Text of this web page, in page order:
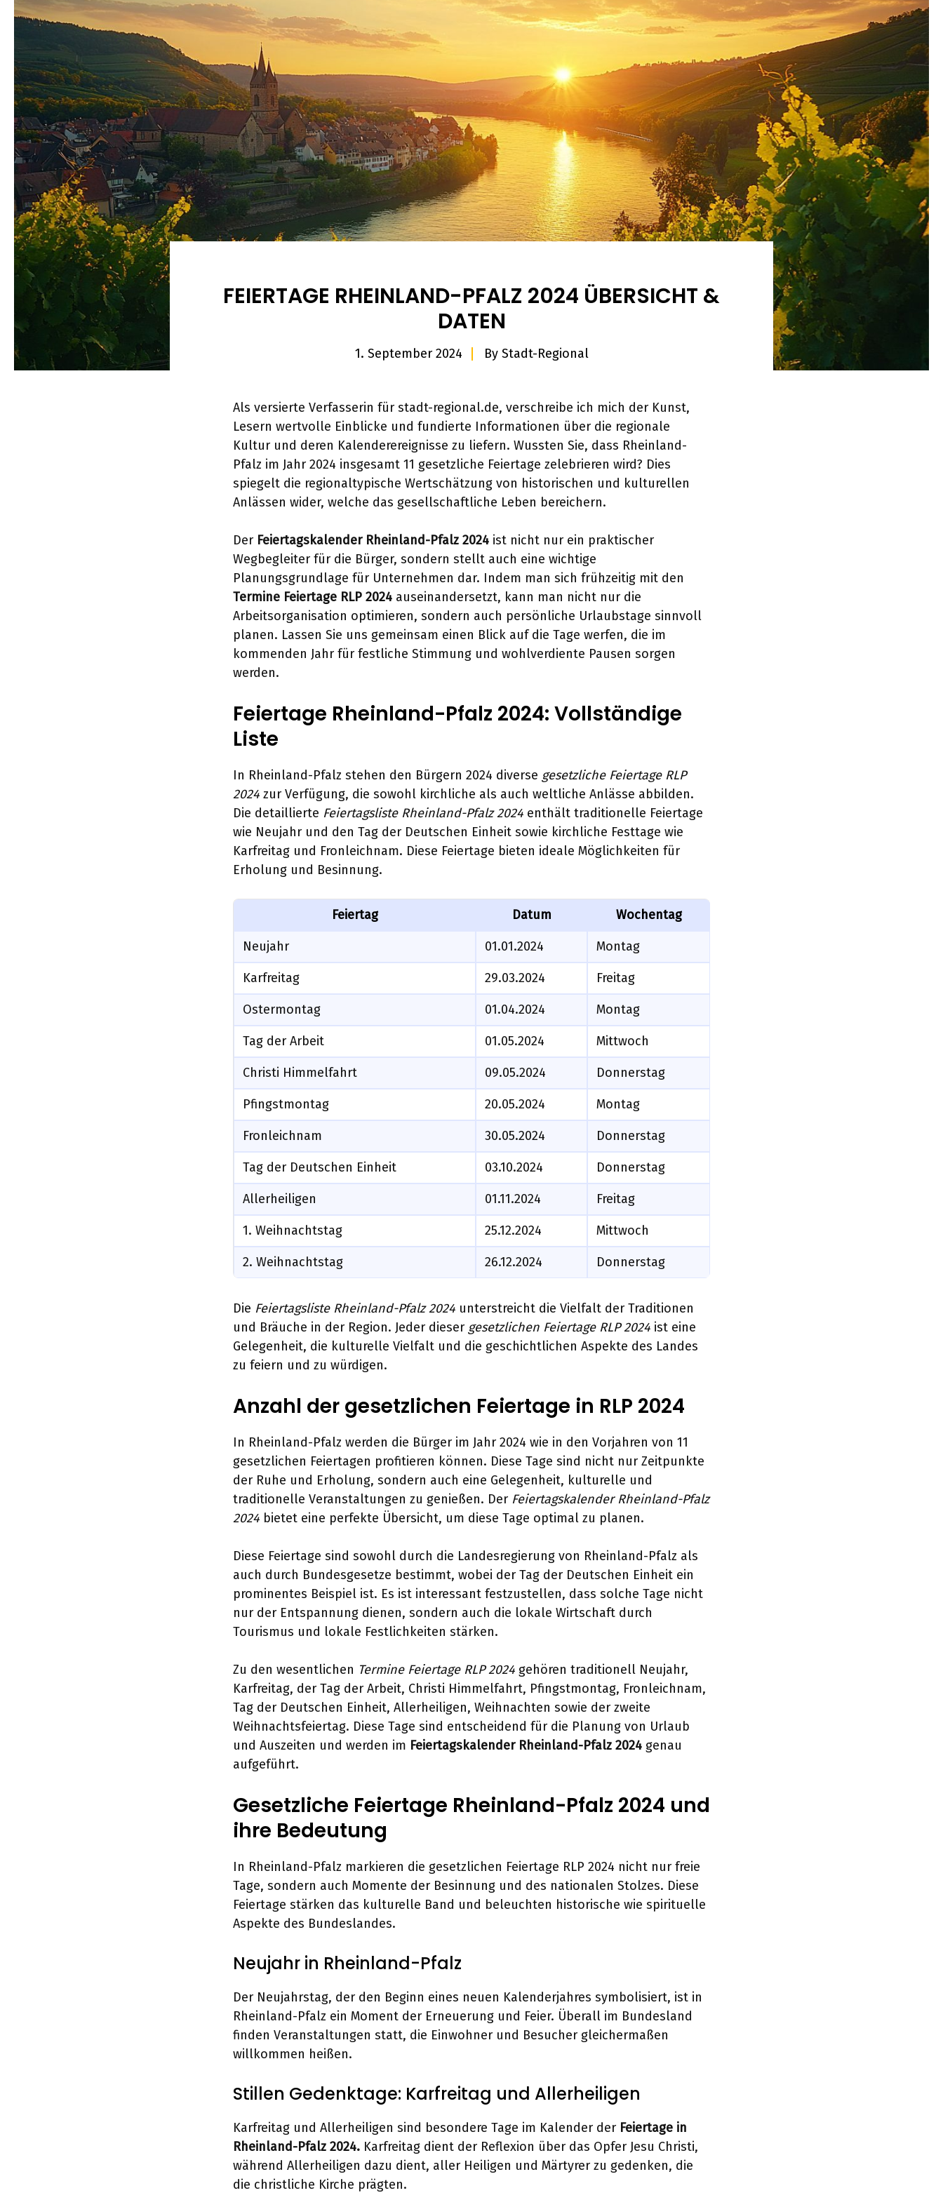
FEIERTAGE RHEINLAND-PFALZ 2024 ÜBERSICHT &
DATEN
1. September 2024 By Stadt-Regional
Als versierte Verfasserin für stadt-regional.de, verschreibe ich mich der Kunst,
Lesern wertvolle Einblicke und fundierte Informationen über die regionale
Kultur und deren Kalenderereignisse zu liefern. Wussten Sie, dass Rheinland-
Pfalz im Jahr 2024 insgesamt 11 gesetzliche Feiertage zelebrieren wird? Dies
spiegelt die regionaltypische Wertschätzung von historischen und kulturellen
Anlässen wider, welche das gesellschaftliche Leben bereichern.
Der Feiertagskalender Rheinland-Pfalz 2024 ist nicht nur ein praktischer
Wegbegleiter für die Bürger, sondern stellt auch eine wichtige
Planungsgrundlage für Unternehmen dar. Indem man sich frühzeitig mit den
Termine Feiertage RLP 2024 auseinandersetzt, kann man nicht nur die
Arbeitsorganisation optimieren, sondern auch persönliche Urlaubstage sinnvoll
planen. Lassen Sie uns gemeinsam einen Blick auf die Tage werfen, die im
kommenden Jahr für festliche Stimmung und wohlverdiente Pausen sorgen
werden.
Feiertage Rheinland-Pfalz 2024: Vollständige
Liste
In Rheinland-Pfalz stehen den Bürgern 2024 diverse gesetzliche Feiertage RLP
2024 zur Verfügung, die sowohl kirchliche als auch weltliche Anlässe abbilden.
Die detaillierte Feiertagsliste Rheinland-Pfalz 2024 enthält traditionelle Feiertage
wie Neujahr und den Tag der Deutschen Einheit sowie kirchliche Festtage wie
Karfreitag und Fronleichnam. Diese Feiertage bieten ideale Möglichkeiten für
Erholung und Besinnung.
Feiertag Datum Wochentag
Neujahr 01.01.2024 Montag
Karfreitag 29.03.2024 Freitag
Ostermontag 01.04.2024 Montag
Tag der Arbeit 01.05.2024 Mittwoch
Christi Himmelfahrt 09.05.2024 Donnerstag
Pfingstmontag 20.05.2024 Montag
Fronleichnam 30.05.2024 Donnerstag
Tag der Deutschen Einheit 03.10.2024 Donnerstag
Allerheiligen 01.11.2024 Freitag
1. Weihnachtstag 25.12.2024 Mittwoch
2. Weihnachtstag 26.12.2024 Donnerstag
Die Feiertagsliste Rheinland-Pfalz 2024 unterstreicht die Vielfalt der Traditionen
und Bräuche in der Region. Jeder dieser gesetzlichen Feiertage RLP 2024 ist eine
Gelegenheit, die kulturelle Vielfalt und die geschichtlichen Aspekte des Landes
zu feiern und zu würdigen.
Anzahl der gesetzlichen Feiertage in RLP 2024
In Rheinland-Pfalz werden die Bürger im Jahr 2024 wie in den Vorjahren von 11
gesetzlichen Feiertagen profitieren können. Diese Tage sind nicht nur Zeitpunkte
der Ruhe und Erholung, sondern auch eine Gelegenheit, kulturelle und
traditionelle Veranstaltungen zu genießen. Der Feiertagskalender Rheinland-Pfalz
2024 bietet eine perfekte Übersicht, um diese Tage optimal zu planen.
Diese Feiertage sind sowohl durch die Landesregierung von Rheinland-Pfalz als
auch durch Bundesgesetze bestimmt, wobei der Tag der Deutschen Einheit ein
prominentes Beispiel ist. Es ist interessant festzustellen, dass solche Tage nicht
nur der Entspannung dienen, sondern auch die lokale Wirtschaft durch
Tourismus und lokale Festlichkeiten stärken.
Zu den wesentlichen Termine Feiertage RLP 2024 gehören traditionell Neujahr,
Karfreitag, der Tag der Arbeit, Christi Himmelfahrt, Pfingstmontag, Fronleichnam,
Tag der Deutschen Einheit, Allerheiligen, Weihnachten sowie der zweite
Weihnachtsfeiertag. Diese Tage sind entscheidend für die Planung von Urlaub
und Auszeiten und werden im Feiertagskalender Rheinland-Pfalz 2024 genau
aufgeführt.
Gesetzliche Feiertage Rheinland-Pfalz 2024 und
ihre Bedeutung
In Rheinland-Pfalz markieren die gesetzlichen Feiertage RLP 2024 nicht nur freie
Tage, sondern auch Momente der Besinnung und des nationalen Stolzes. Diese
Feiertage stärken das kulturelle Band und beleuchten historische wie spirituelle
Aspekte des Bundeslandes.
Neujahr in Rheinland-Pfalz
Der Neujahrstag, der den Beginn eines neuen Kalenderjahres symbolisiert, ist in
Rheinland-Pfalz ein Moment der Erneuerung und Feier. Überall im Bundesland
finden Veranstaltungen statt, die Einwohner und Besucher gleichermaßen
willkommen heißen.
Stillen Gedenktage: Karfreitag und Allerheiligen
Karfreitag und Allerheiligen sind besondere Tage im Kalender der Feiertage in
Rheinland-Pfalz 2024. Karfreitag dient der Reflexion über das Opfer Jesu Christi,
während Allerheiligen dazu dient, aller Heiligen und Märtyrer zu gedenken, die
die christliche Kirche prägten.